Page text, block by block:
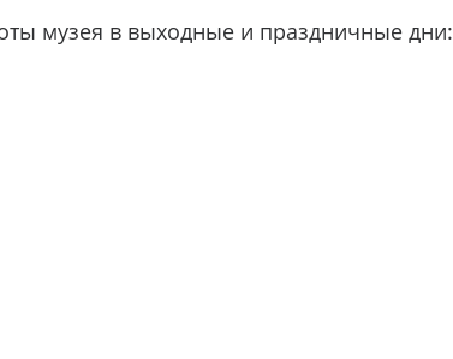
музея в выходные и праздничные дни: